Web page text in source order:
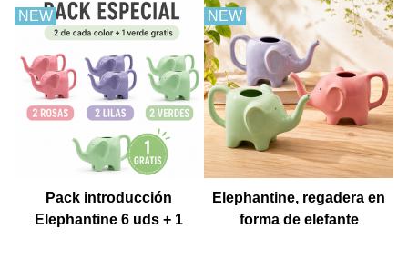
NEW
Pack introducción
Elephantine 6 uds + 1
NEW
Elephantine, regadera en
forma de elefante